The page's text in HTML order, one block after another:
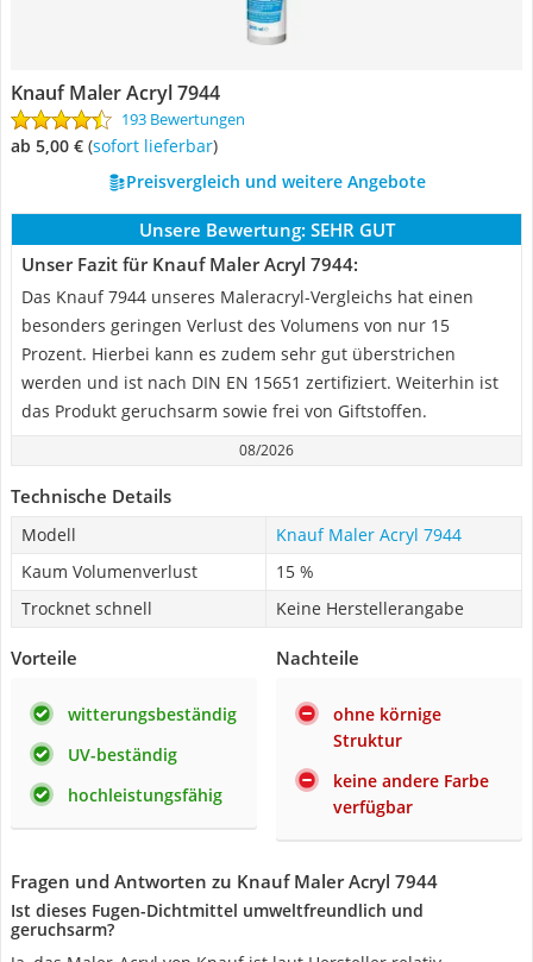
Knauf Maler Acryl 7944
193 Bewertungen
ab 5,00 € ( Sofort lieferbar)
Preisvergleich und weitere Angebote
Unsere Bewertung: SEHR GUT
Unser Fazit für Knauf Maler Acryl 7944:
Das Knauf 7944 unseres Maleracryl-Vergleichs hat einen
besonders geringen Verlust des Volumens von nur 15
Prozent. Hierbei kann es zudem sehr gut überstrichen
werden und ist nach DIN EN 15651 zertifiziert. Weiterhin ist
das Produkt geruchsarm sowie frei von Giftstoffen.
08/2026
Technische Details
Modell
Knauf Maler Acryl 7944
Kaum Volumenverlust
15 %
Trocknet schnell
Keine Herstellerangabe
Vorteile
witterungsbeständig
UV-beständig
hochleistungsfähig
Nachteile
ohne körnige
Struktur
keine andere Farbe
verfügbar
Fragen und Antworten zu Knauf Maler Acryl 7944
Ist dieses Fugen-Dichtmittel umweltfreundlich und
geruchsarm?